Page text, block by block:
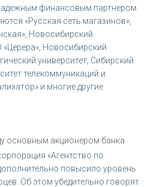
финансовым партнером.
«Русская сеть магазинов»,
Новосибирский
Новосибирский
университет, Сибирский
телекоммуникаций и
и многие другие
основным акционером банка
«Агентство по
повысило уровень
Об этом убедительно говорят